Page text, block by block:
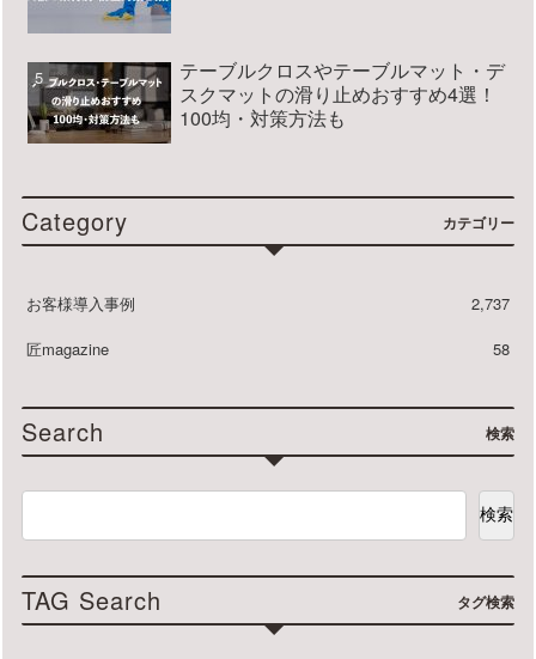
テーブルクロスやテーブルマット・デ
スクマットの滑り止めおすすめ4選！
100均・対策方法も
Category カテゴリー
お客様導入事例
2,737
匠magazine
58
Search 検索
検索
TAG Search タグ検索